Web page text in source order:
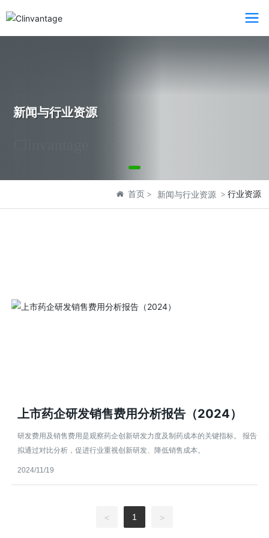
新闻与行业资源
首页 新闻与行业资源 行业资源
上市药企研发销售费用分析报告（2024）
研发费用及销售费用是观察药企创新研发力度及制药成本的关键指标。 报告
拟通过对比分析，促进行业重视创新研发、降低销售成本。
2024/11/19
< 1 >